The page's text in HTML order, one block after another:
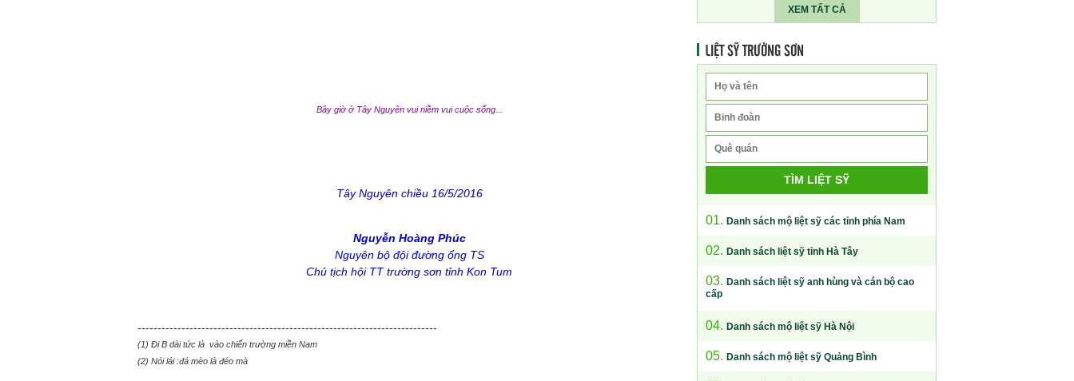
Bây giờ ở Tây Nguyên vui niềm vui cuộc sống...
Tây Nguyên chiều 16/5/2016
Nguyễn Hoàng Phúc
Nguyên bộ đội đường ống TS
Chủ tịch hội TT trường sơn tỉnh Kon Tum
---------------------------------------------------------------------------
(1) Đi B dài tức là vào chiến trường miền Nam
(2) Nói lái :đá mèo là đéo mà
XEM TẤT CẢ
LIỆT SỸ TRƯỜNG SƠN
TÌM LIỆT SỸ
01. Danh sách mộ liệt sỹ các tỉnh phía Nam
02. Danh sách liệt sỹ tỉnh Hà Tây
03. Danh sách liệt sỹ anh hùng và cán bộ cao
cấp
04. Danh sách mộ liệt sỹ Hà Nội
05. Danh sách mộ liệt sỹ Quảng Bình